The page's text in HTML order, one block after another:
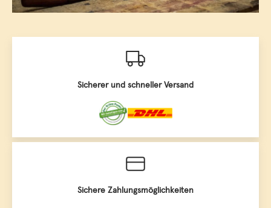
Sicherer und schneller Versand
Sichere Zahlungsmöglichkeiten